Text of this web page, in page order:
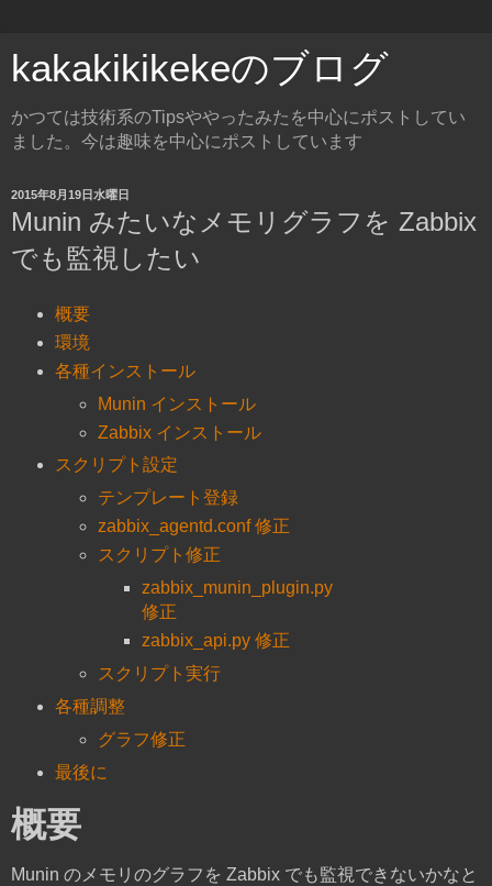
kakakikikekeのブログ
かつては技術系のTipsややったみたを中心にポストしてい
ました。今は趣味を中心にポストしています
2015年8月19日水曜日
Munin みたいなメモリグラフを Zabbix
でも監視したい
概要
環境
各種インストール
Munin インストール
Zabbix インストール
スクリプト設定
テンプレート登録
zabbix_agentd.conf 修正
スクリプト修正
zabbix_munin_plugin.py
修正
zabbix_api.py 修正
スクリプト実行
各種調整
グラフ修正
最後に
概要
Munin のメモリのグラフを Zabbix でも監視できないかなと